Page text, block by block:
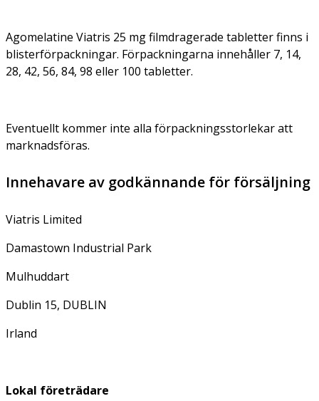
Agomelatine Viatris 25 mg filmdragerade tabletter finns i
blisterförpackningar. Förpackningarna innehåller 7, 14,
28, 42, 56, 84, 98 eller 100 tabletter.
Eventuellt kommer inte alla förpackningsstorlekar att
marknadsföras.
Innehavare av godkännande för försäljning
Viatris Limited
Damastown Industrial Park
Mulhuddart
Dublin 15, DUBLIN
Irland
Lokal företrädare